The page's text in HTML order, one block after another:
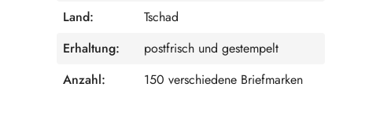
Land:
Tschad
Erhaltung:
postfrisch und gestempelt
Anzahl:
150 verschiedene Briefmarken